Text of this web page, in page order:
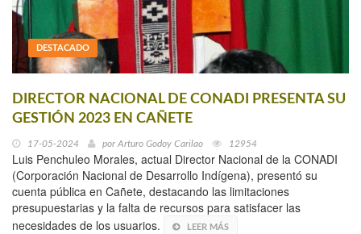
DESTACADO
DIRECTOR NACIONAL DE CONADI PRESENTA SU
GESTIÓN 2023 EN CAÑETE
17-05-2024 por Arturo Godoy Carilao 12954
Luis Penchuleo Morales, actual Director Nacional de la CONADI
(Corporación Nacional de Desarrollo Indígena), presentó su
cuenta pública en Cañete, destacando las limitaciones
presupuestarias y la falta de recursos para satisfacer las
necesidades de los usuarios.
LEER MÁS